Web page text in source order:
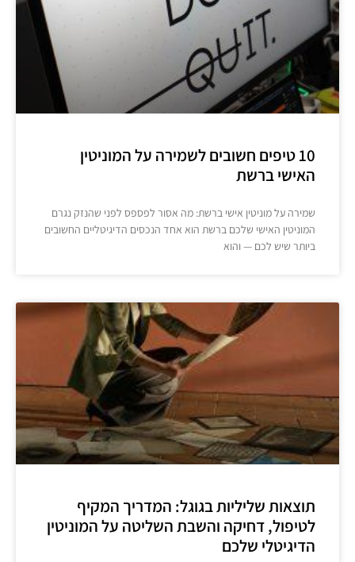
10 טיפים חשובים לשמירה על המוניטין
האישי ברשת
שמירה על מוניטין אישי ברשת: מה אסור לפספס לפני שהנזק נגרם
המוניטין האישי שלכם ברשת הוא אחד הנכסים הדיגיטליים החשובים
ביותר שיש לכם — והוא
תוצאות שליליות בגוגל: המדריך המקיף
לטיפול, דחיקה והשבת השליטה על המוניטין
הדיגיטלי שלכם